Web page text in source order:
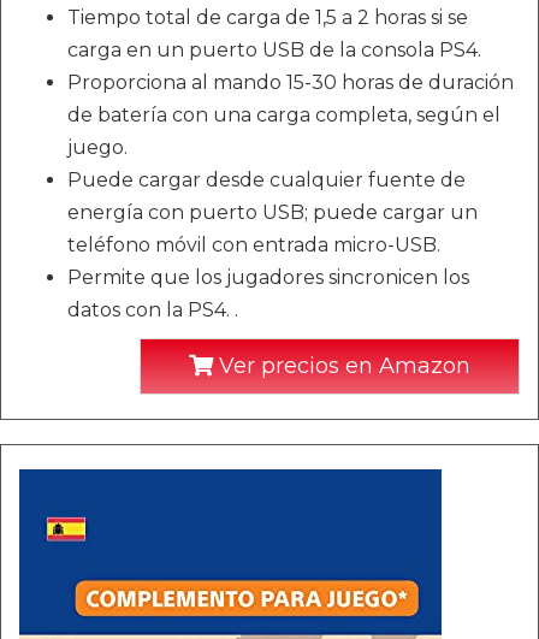
Tiempo total de carga de 1,5 a 2 horas si se
carga en un puerto USB de la consola PS4.
Proporciona al mando 15-30 horas de duración
de batería con una carga completa, según el
juego.
Puede cargar desde cualquier fuente de
energía con puerto USB; puede cargar un
teléfono móvil con entrada micro-USB.
Permite que los jugadores sincronicen los
datos con la PS4. .
Ver precios en Amazon